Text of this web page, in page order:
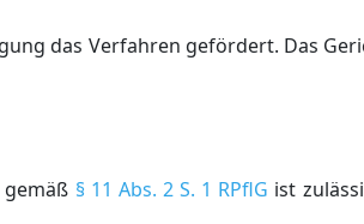
das Verfahren gefördert. Das
§ 11 Abs. 2 S. 1 RPflG ist